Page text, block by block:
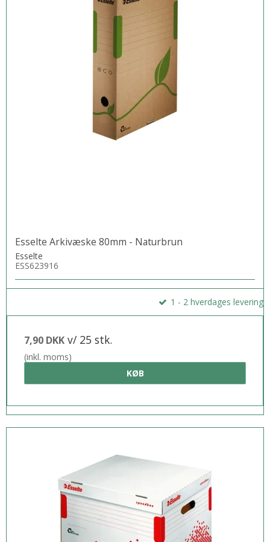
Esselte Arkivæske 80mm - Naturbrun
Esselte
ESS623916
1 - 2 hverdages levering
7,90 DKK v/ 25 stk.
(inkl. moms)
KØB